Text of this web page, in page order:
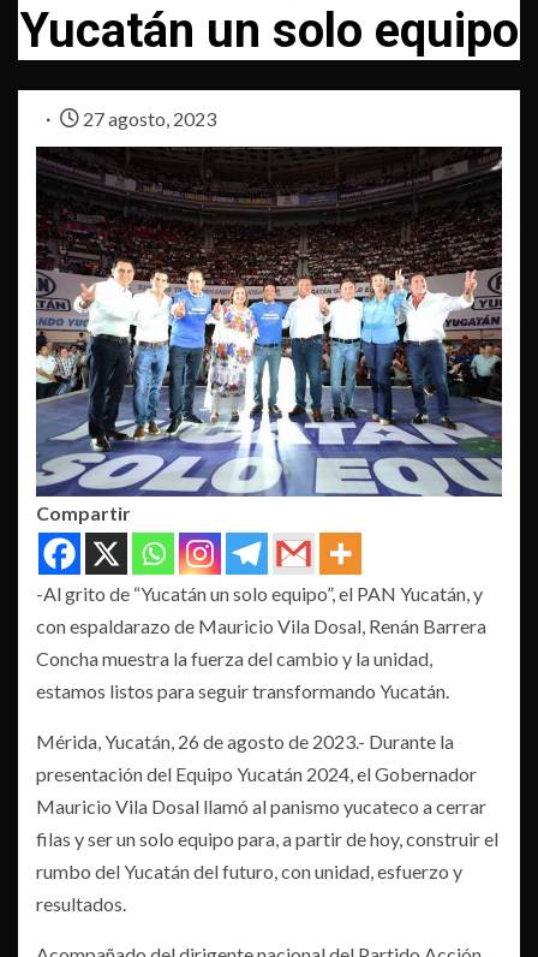
Yucatán un solo equipo
27 agosto, 2023
Compartir
-Al grito de “Yucatán un solo equipo”, el PAN Yucatán, y
con espaldarazo de Mauricio Vila Dosal, Renán Barrera
Concha muestra la fuerza del cambio y la unidad,
estamos listos para seguir transformando Yucatán.
Mérida, Yucatán, 26 de agosto de 2023.- Durante la
presentación del Equipo Yucatán 2024, el Gobernador
Mauricio Vila Dosal llamó al panismo yucateco a cerrar
filas y ser un solo equipo para, a partir de hoy, construir el
rumbo del Yucatán del futuro, con unidad, esfuerzo y
resultados.